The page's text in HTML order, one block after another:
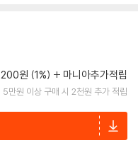
200원 (1%) 마니아추가적립
5만원 이상 구매 시 2천원 추가 적립